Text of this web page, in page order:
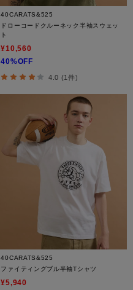
40CARATS&525
ドローコードクルーネック半袖スウェッ
ト
¥10,560
40%OFF
4.0 (1件)
40CARATS&525
ファイティングブル半袖Tシャツ
¥5,940